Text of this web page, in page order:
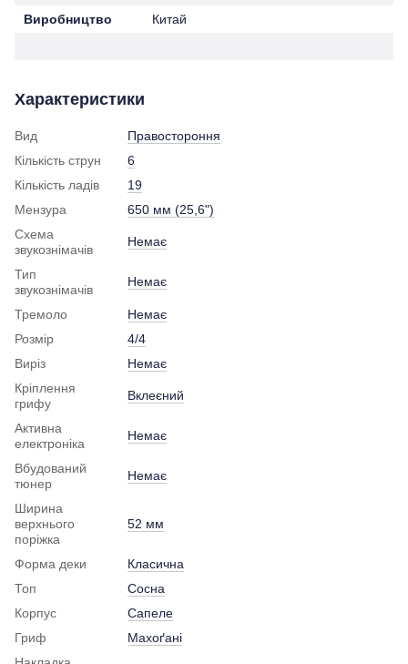
Виробництво
Китай
Характеристики
Вид
Правостороння
Кількість струн
6
Кількість ладів
19
Мензура
650 мм (25,6")
Схема
звукознімачів
Немає
Тип
звукознімачів
Немає
Тремоло
Немає
Розмір
4/4
Виріз
Немає
Кріплення
грифу
Вклеєний
Активна
електроніка
Немає
Вбудований
тюнер
Немає
Ширина
верхнього
поріжка
52 мм
Форма деки
Класична
Топ
Сосна
Корпус
Сапеле
Гриф
Махоґані